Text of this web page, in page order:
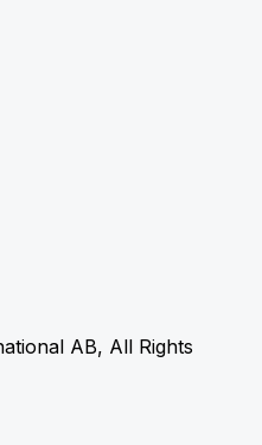
AB, All Rights